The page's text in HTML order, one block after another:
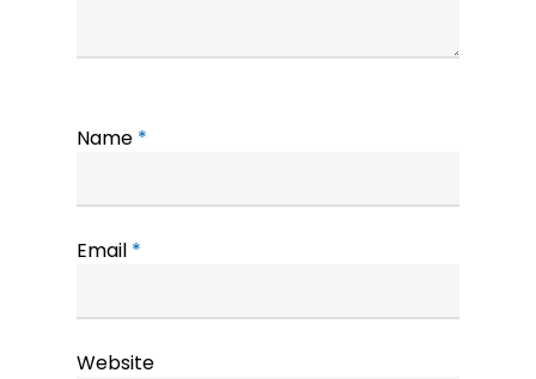
Name *
Email *
Website